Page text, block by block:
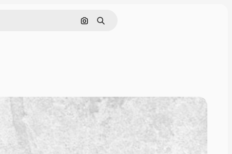
Buscar por imagen
Buscar